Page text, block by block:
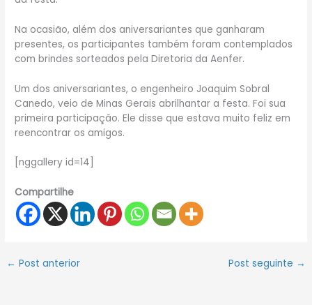
Na ocasião, além dos aniversariantes que ganharam
presentes, os participantes também foram contemplados
com brindes sorteados pela Diretoria da Aenfer.
Um dos aniversariantes, o engenheiro Joaquim Sobral
Canedo, veio de Minas Gerais abrilhantar a festa. Foi sua
primeira participação. Ele disse que estava muito feliz em
reencontrar os amigos.
[nggallery id=14]
Compartilhe
← Post anterior Post seguinte →